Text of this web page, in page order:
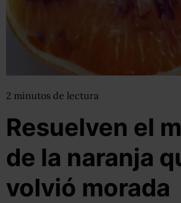
2 minutos de lectura
Resuelven el
de la naranja
volvió morada